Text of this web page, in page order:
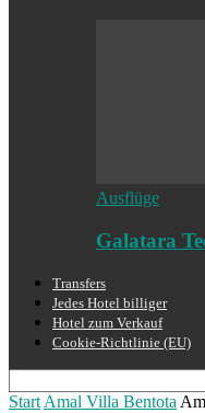
Ausflüge
Galatara
Transfers
Jedes Hotel billiger
Hotel zum Verkauf
Cookie-Richtlinie (EU)
StartAmal Villa Bentota